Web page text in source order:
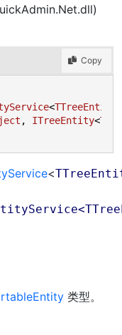
Copy
<TTreeEntity
, ITreeEntity<TKey
<
<
类型。